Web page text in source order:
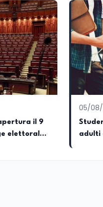
editore sui
del Made in Italy e al
Appassionato di
i cambiamenti della
negli anni lo
altrove.
il 9
elettorale
05/
adulti